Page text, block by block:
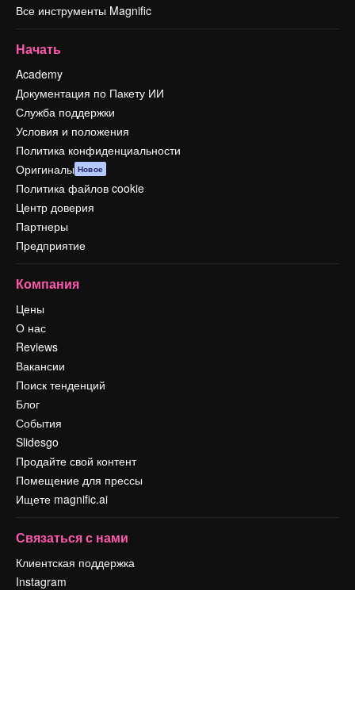
Все инструменты Magnific
Начать
Academy
Документация по Пакету ИИ
Служба поддержки
Условия и положения
Политика конфиденциальности
Оригиналы Новое
Политика файлов cookie
Центр доверия
Партнеры
Предприятие
Компания
Цены
О нас
Reviews
Вакансии
Поиск тенденций
Блог
События
Slidesgo
Продайте свой контент
Помещение для прессы
Ищете magnific.ai
Связаться с нами
Клиентская поддержка
Instagram